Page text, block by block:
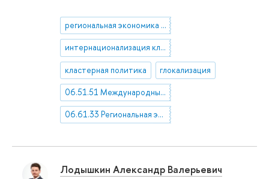
региональная экономика и управление
интернационализация кластеров
кластерная политика глокализация
06.51.51 Международные экономические отношения
06.61.33 Региональная экономика
Лодышкин Александр Валерьевич